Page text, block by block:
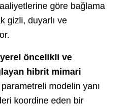
göre bağlama
gizli, duyarlı ve
öncelikli ve
hibrit mimari
modelin yanı
koordine eden bir